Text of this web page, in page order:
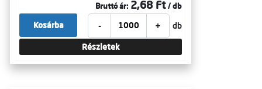
Bruttó ár: 2,68 Ft / db
- + db
Kosárba
Részletek